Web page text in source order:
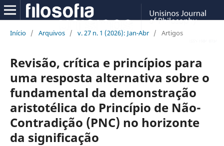
Início / Arquivos / v. 27 n. 1 (2026): Jan-Abr / Artigos
Revisão, crítica e princípios para
uma resposta alternativa sobre o
fundamental da demonstração
aristotélica do Princípio de Não-
Contradição (PNC) no horizonte
da significação